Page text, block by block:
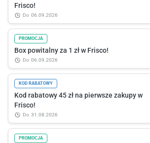
Frisco!
do 06.09.2026
PROMOCJA
Box powitalny za 1 zł w Frisco!
do 06.09.2026
KOD RABATOWY
Kod rabatowy 45 zł na pierwsze zakupy w
Frisco!
do 31.08.2026
PROMOCJA